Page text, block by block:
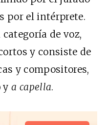
por el intérprete.
de voz,
y consiste de
y compositores,
ya capella.